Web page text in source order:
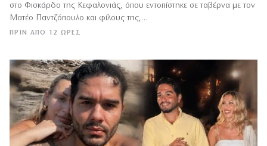
ΠΡΙΝ ΑΠΌ 12 ΏΡΕΣ
στο Φισκάρδο της Κεφαλονιάς, όπου εντοπίστηκε σε ταβέρνα με τον
Ματέο Παντζόπουλο και φίλους της,…